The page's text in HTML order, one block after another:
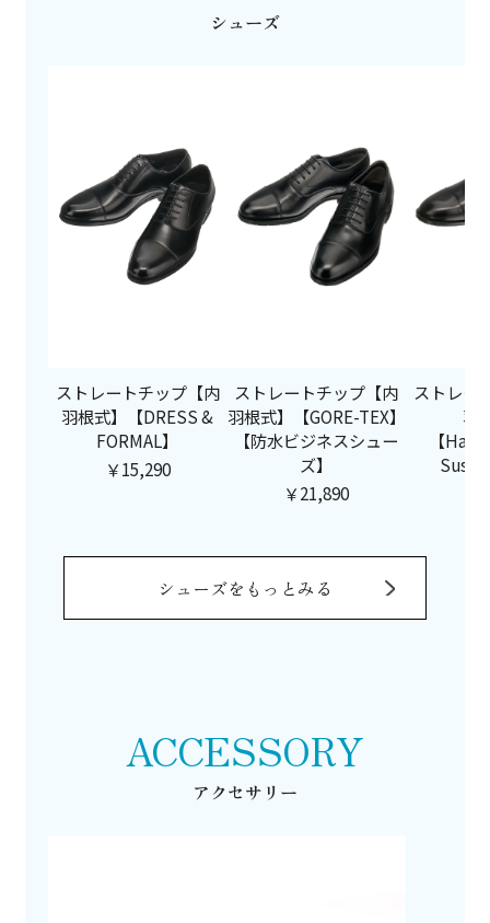
シューズ
ストレートチップ【内
羽根式】【DRESS &
FORMAL】
￥15,290
ストレートチップ【内
羽根式】【GORE-TEX】
【防水ビジネスシュー
ズ】
￥21,890
ストレー
羽
【
シューズをもっとみる
ACCESSORY
アクセサリー